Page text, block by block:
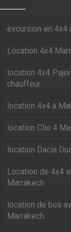
excursion en 4x4
Location 4x4
location 4x4
chauffeur
location 4x4 à
location Clio 4
location Dacia
Location de 4x4
Marrakech
location de bus
Marrakech